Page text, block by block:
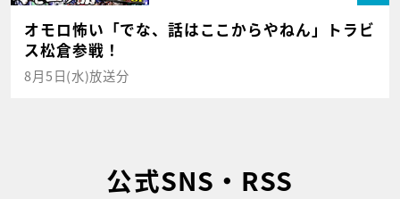
オモロ怖い「でな、話はここからやねん」トラビ
ス松倉参戦！
8月5日(水)放送分
公式SNS・RSS